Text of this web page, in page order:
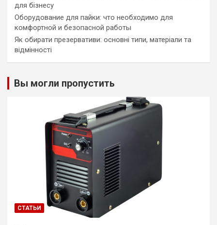
для бізнесу
Оборудование для пайки: что необходимо для
комфортной и безопасной работы
Як обирати презервативи: основні типи, матеріали та
відмінності
Вы могли пропустить
СТАТЬИ